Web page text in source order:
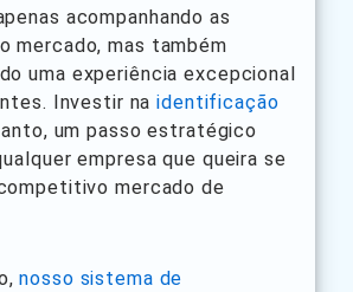
acompanhando as
mercado, mas também
uma experiência excepcional
Investir naidentificação
um passo estratégico
empresa que queira se
mercado de
nosso sistema de